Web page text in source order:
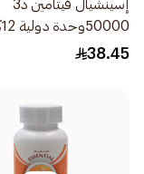
إسينشيال فيتامين د3
50000وحدة دولية 12كبسولة
38.45